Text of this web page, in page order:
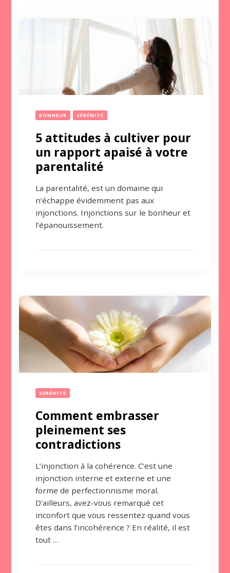
BONHEUR SÉRÉNITÉ
5 attitudes à cultiver pour
un rapport apaisé à votre
parentalité
La parentalité, est un domaine qui
n’échappe évidemment pas aux
injonctions. Injonctions sur le bonheur et
l’épanouissement.
SÉRÉNITÉ
Comment embrasser
pleinement ses
contradictions
L’injonction à la cohérence. C’est une
injonction interne et externe et une
forme de perfectionnisme moral.
D’ailleurs, avez-vous remarqué cet
inconfort que vous ressentez quand vous
êtes dans l’incohérence ? En réalité, il est
tout …